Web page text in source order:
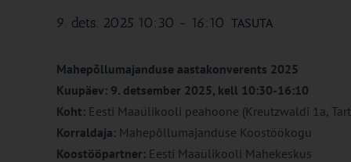
9. dets. 2025 10:30 - 16:10 TASUTA
Mahepõllumajanduse aastakonverents 2025
Kuupäev: 9. detsember 2025, kell 10:30-16:10
Koht: Eesti Maaülikooli peahoone (Kreutzwaldi 1a,
Korraldaja: Mahepõllumajanduse Koostöökogu
Koostööpartner: Eesti Maaülikooli Mahekeskus